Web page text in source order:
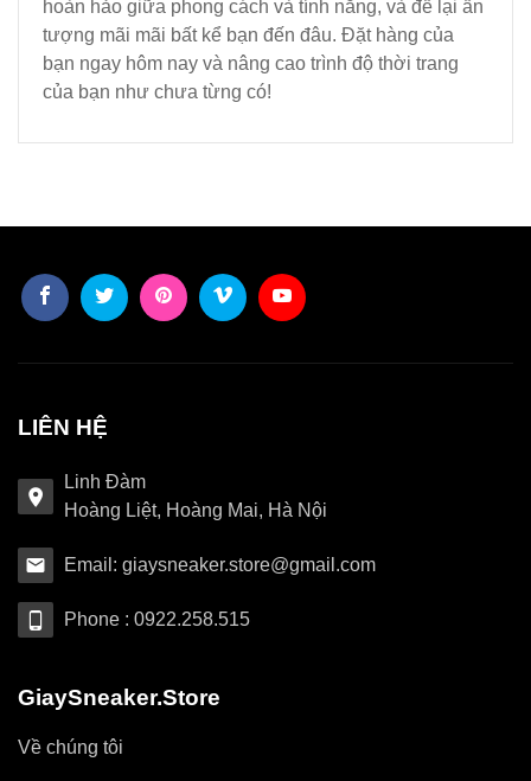
hoàn hảo giữa phong cách và tính năng, và để lại ấn
tượng mãi mãi bất kể bạn đến đâu. Đặt hàng của
bạn ngay hôm nay và nâng cao trình độ thời trang
của bạn như chưa từng có!
LIÊN HỆ
Linh Đàm
Hoàng Liệt, Hoàng Mai, Hà Nội
Email: giaysneaker.store@gmail.com
Phone : 0922.258.515
GiaySneaker.Store
Về chúng tôi